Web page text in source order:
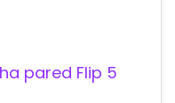
pared Flip 5